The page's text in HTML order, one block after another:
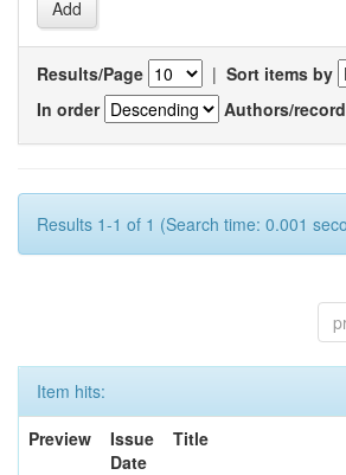
Results/Page | Sort items by
In order
Authors/record
Results 1-1 of 1 (Search time: 0.001
Item hits:
Preview
Issue
Date
Title